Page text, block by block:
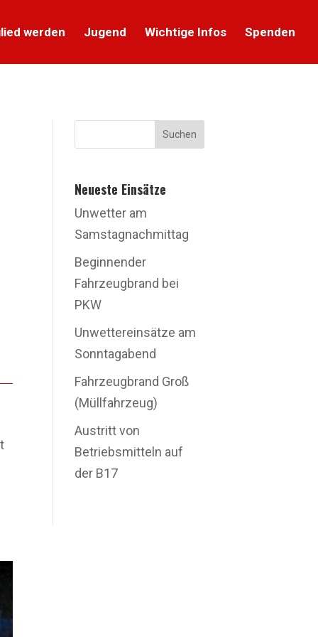
werden Jugend Wichtige Infos Spenden
Suchen
Neueste Einsätze
Unwetter am
Samstagnachmittag
Beginnender
Fahrzeugbrand bei
PKW
Unwettereinsätze am
Sonntagabend
Fahrzeugbrand Groß
(Müllfahrzeug)
Austritt von
Betriebsmitteln auf
der B17